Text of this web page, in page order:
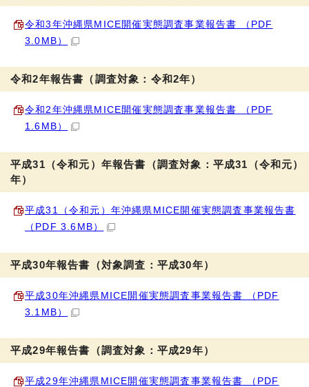
令和3年沖縄県MICE開催実態調査事業報告書 （PDF
3.0MB）
令和2年報告書（調査対象：令和2年）
令和2年沖縄県MICE開催実態調査事業報告書 （PDF
1.6MB）
平成31（令和元）年報告書（調査対象：平成31（令和元）
年）
平成31（令和元）年沖縄県MICE開催実態調査事業報告書
（PDF 3.6MB）
平成30年報告書（対象調査：平成30年）
平成30年沖縄県MICE開催実態調査事業報告書 （PDF
3.1MB）
平成29年報告書（調査対象：平成29年）
平成29年沖縄県MICE開催実態調査事業報告書 （PDF